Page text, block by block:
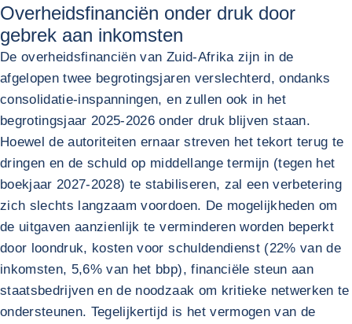
Overheidsfinanciën onder druk door
gebrek aan inkomsten
De overheidsfinanciën van Zuid-Afrika zijn in de
afgelopen twee begrotingsjaren verslechterd, ondanks
consolidatie-inspanningen, en zullen ook in het
begrotingsjaar 2025-2026 onder druk blijven staan.
Hoewel de autoriteiten ernaar streven het tekort terug te
dringen en de schuld op middellange termijn (tegen het
boekjaar 2027-2028) te stabiliseren, zal een verbetering
zich slechts langzaam voordoen. De mogelijkheden om
de uitgaven aanzienlijk te verminderen worden beperkt
door loondruk, kosten voor schuldendienst (22% van de
inkomsten, 5,6% van het bbp), financiële steun aan
staatsbedrijven en de noodzaak om kritieke netwerken te
ondersteunen. Tegelijkertijd is het vermogen van de